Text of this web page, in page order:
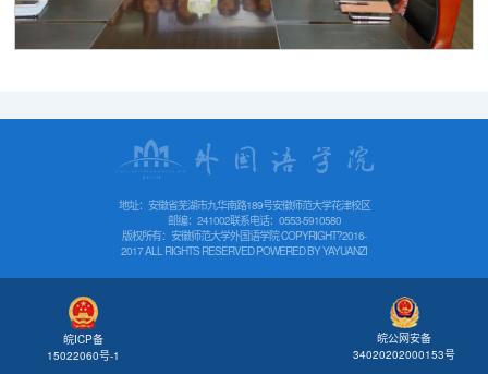
地址：安徽省芜湖市九华南路189号安徽师范大学花津校区
邮编：241002联系电话：0553-5910580
版权所有：安徽师范大学外国语学院 COPYRIGHT?2016-
2017 ALL RIGHTS RESERVED POWERED BYYAYUANZI
皖ICP备
15022060号-1
皖公网安备
34020202000153号